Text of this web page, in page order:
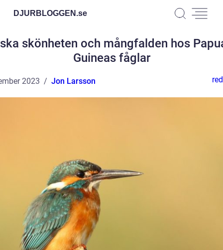
DJURBLOGGEN.se
skönheten och mångfalden hos
Guineas fåglar
2023 Jon Larsson